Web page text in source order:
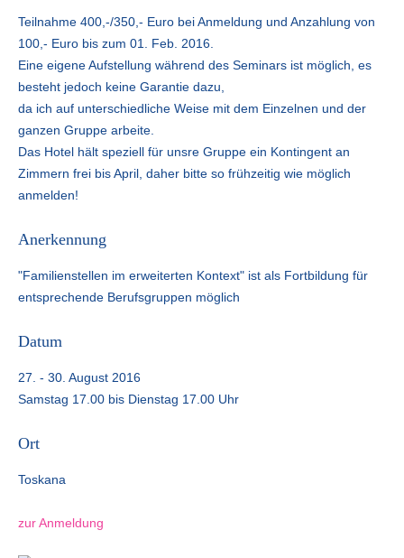
Teilnahme 400,-/350,- Euro bei Anmeldung und Anzahlung von
100,- Euro bis zum 01. Feb. 2016.
Eine eigene Aufstellung während des Seminars ist möglich, es
besteht jedoch keine Garantie dazu,
da ich auf unterschiedliche Weise mit dem Einzelnen und der
ganzen Gruppe arbeite.
Das Hotel hält speziell für unsre Gruppe ein Kontingent an
Zimmern frei bis April, daher bitte so frühzeitig wie möglich
anmelden!
Anerkennung
"Familienstellen im erweiterten Kontext" ist als Fortbildung für
entsprechende Berufsgruppen möglich
Datum
27. - 30. August 2016
Samstag 17.00 bis Dienstag 17.00 Uhr
Ort
Toskana
zur Anmeldung